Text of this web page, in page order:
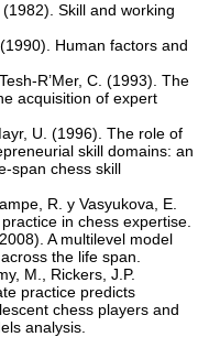
Skill and working
Human factors and
R’Mer, C. (1993). The
acquisition of expert
U. (1996). The role of
skill domains: an
span chess skill
R. y Vasyukova, E.
in chess expertise.
A multilevel model
the life span.
M., Rickers, J.P.
practice predicts
chess players and
analysis.